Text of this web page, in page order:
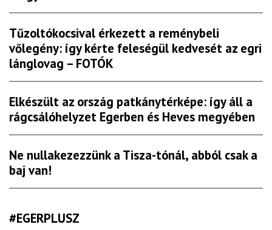
Tűzoltókocsival érkezett a reménybeli
vőlegény: így kérte feleségül kedvesét az egri
lánglovag – FOTÓK
Elkészült az ország patkánytérképe: így áll a
rágcsálóhelyzet Egerben és Heves megyében
Ne nullakezezzünk a Tisza-tónál, abból csak a
baj van!
#EGERPLUSZ